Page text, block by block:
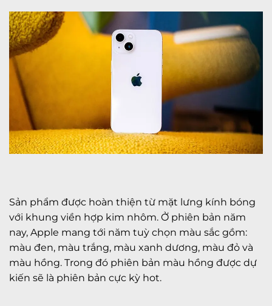
Sản phẩm được hoàn thiện từ mặt lưng kính bóng
với khung viền hợp kim nhôm. Ở phiên bản năm
nay, Apple mang tới năm tuỳ chọn màu sắc gồm:
màu đen, màu trắng, màu xanh dương, màu đỏ và
màu hồng. Trong đó phiên bản màu hồng được dự
kiến sẽ là phiên bản cực kỳ hot.